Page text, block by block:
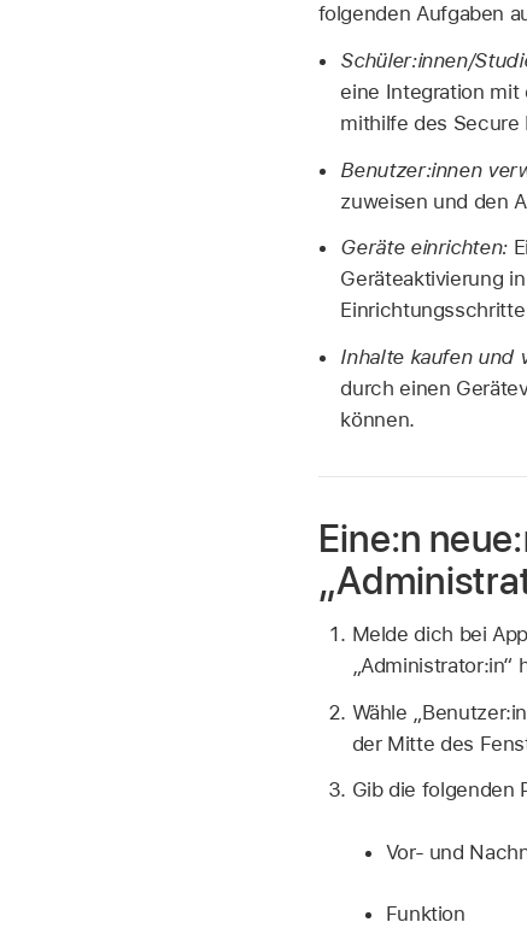
folgenden Aufgaben
Schüler:innen/
eine Integration mit
mithilfe des Secure
Benutzer:innen
zuweisen und den
Geräte einrichten:
Geräteaktivierung
Inhalte kaufen und
durch einen
können.
Eine:n
Melde dich bei
„Administrator:in“
Wähle
der Mitte des
Gib die folgenden
Vor- und
Funktion